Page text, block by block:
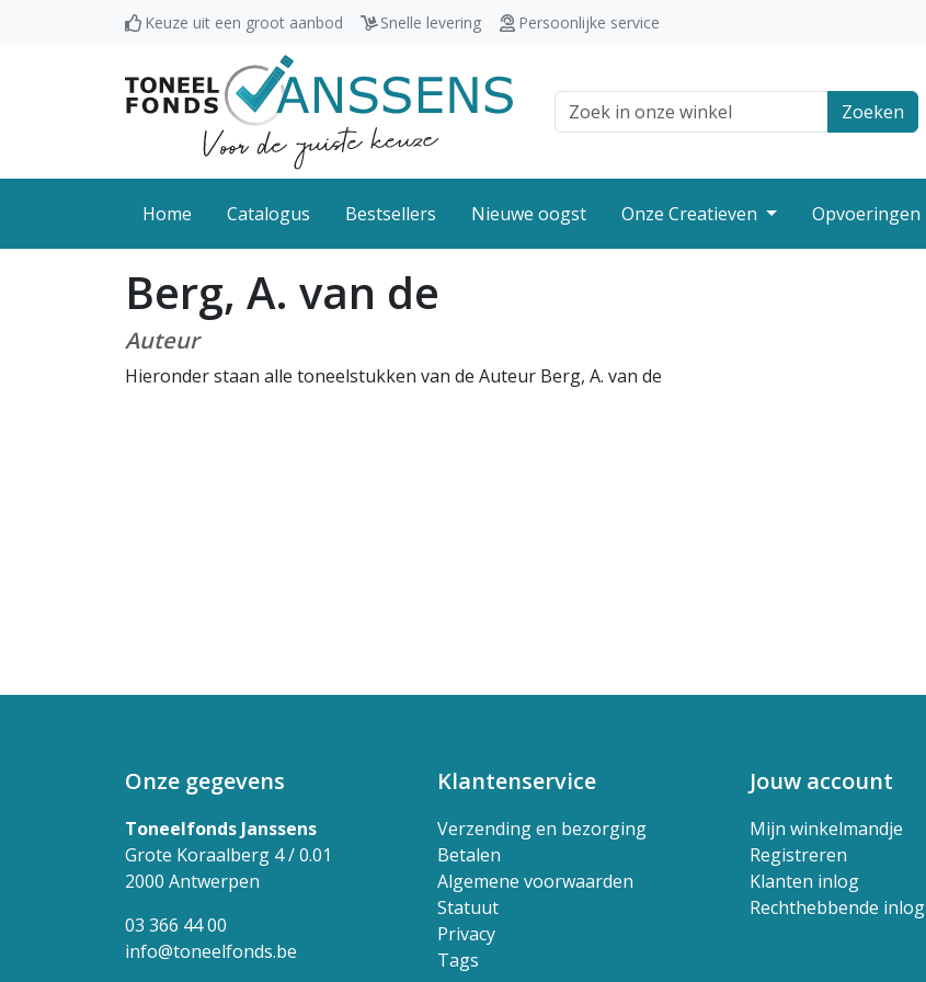
Keuze uit een groot aanbod Snelle levering Persoonlijke service
Zoek veld Zoeken
Home Catalogus Bestsellers Nieuwe oogst Onze Creatieven Opvoeringen
Berg, A. van de
Auteur
Hieronder staan alle toneelstukken van de Auteur Berg, A. van de
Onze gegevens
Toneelfonds Janssens
Grote Koraalberg 4 / 0.01
2000 Antwerpen
03 366 44 00
info@toneelfonds.be
Klantenservice
Verzending en bezorging
Betalen
Algemene voorwaarden
Statuut
Privacy
Tags
Jouw account
Mijn winkelmandje
Registreren
Klanten inlog
Rechthebbende inlog